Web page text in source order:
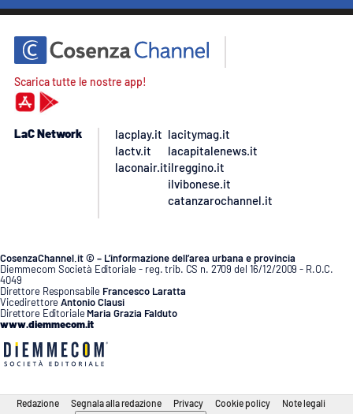
Scarica tutte le nostre app!
LaC Network
lacplay.it
lactv.it
laconair.it
lacitymag.it
lacapitalenews.it
ilreggino.it
ilvibonese.it
catanzarochannel.it
CosenzaChannel.it © – L’informazione dell’area urbana e provincia
Diemmecom Società Editoriale - reg. trib. CS n. 2709 del 16/12/2009 - R.O.C.
4049
Direttore Responsabile Francesco Laratta
VicedirettoreAntonio Clausi
Direttore Editoriale Maria Grazia Falduto
www.diemmecom.it
Redazione Segnala alla redazione Privacy Cookie policy Note legali